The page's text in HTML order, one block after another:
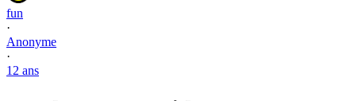
fun
·
Anonyme
·
12 ans